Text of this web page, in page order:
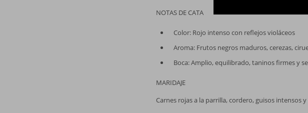
NOTAS DE CATA
Color: Rojo intenso con reflejos violáceos
Aroma: Frutos negros maduros, cerezas,
Boca: Amplio, equilibrado, taninos firmes y
MARIDAJE
Carnes rojas a la parrilla, cordero, guisos intensos